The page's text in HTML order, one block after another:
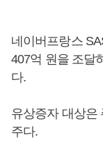
네이버프랑스
407억 원을 조달
다.
유상증자 대상은
주다.